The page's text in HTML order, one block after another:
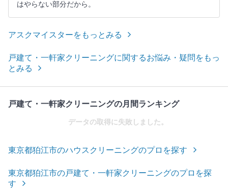
はやらない部分だから。
アスクマイスターをもっとみる
戸建て・一軒家クリーニングに関するお悩み・疑問をもっ
とみる
戸建て・一軒家クリーニングの月間ランキング
データの取得に失敗しました。
東京都狛江市のハウスクリーニングのプロを探す
東京都狛江市の戸建て・一軒家クリーニングのプロを探
す